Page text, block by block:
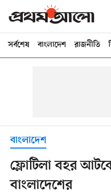
সর্বশেষ বাংলাদেশ রাজনীতি
বাংলাদেশ
ফ্লোটিলা বহর
বাংলাদেশের